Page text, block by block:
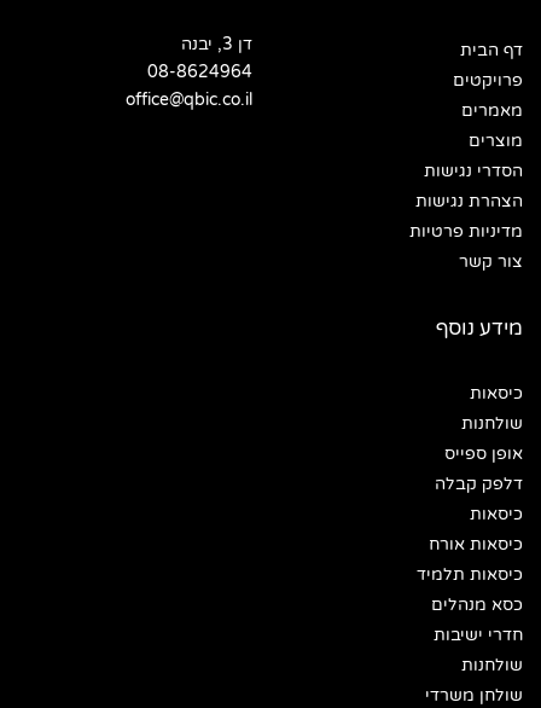
דף הבית
פרויקטים
מאמרים
מוצרים
הסדרי נגישות
הצהרת נגישות
מדיניות פרטיות
צור קשר
מידע נוסף
כיסאות
שולחנות
אופן ספייס
דלפק קבלה
כיסאות
כיסאות אורח
כיסאות תלמיד
כסא מנהלים
חדרי ישיבות
שולחנות
שולחן משרדי
דן 3, יבנה
08-8624964
office@qbic.co.il